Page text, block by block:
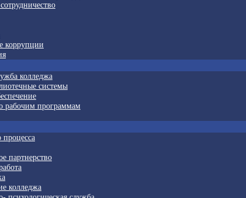
коррупции
колледжа
системы
рабочим программам
процесса
партнерство
колледжа